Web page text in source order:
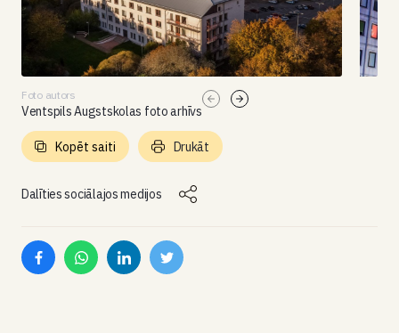
Foto autors
Ventspils Augstskolas foto arhīvs
Dalīties sociālajos medijos
Kopēt saiti Drukāt